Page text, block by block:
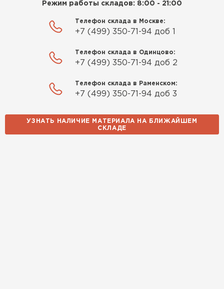
Режим работы складов: 8:00 - 21:00
Телефон склада в Москве:
+7 (499) 350-71-94 доб 1
Телефон склада в Одинцово:
+7 (499) 350-71-94 доб 2
Телефон склада в Раменском:
+7 (499) 350-71-94 доб 3
УЗНАТЬ НАЛИЧИЕ МАТЕРИАЛА НА БЛИЖАЙШЕМ
СКЛАДЕ